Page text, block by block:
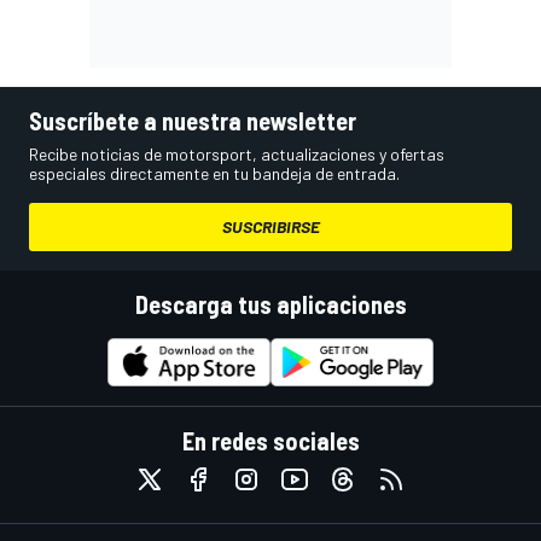
Suscríbete a nuestra newsletter
Recibe noticias de motorsport, actualizaciones y ofertas
especiales directamente en tu bandeja de entrada.
SUSCRIBIRSE
Descarga tus aplicaciones
En redes sociales